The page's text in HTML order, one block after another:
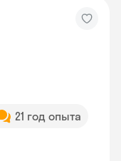
21 год опыта